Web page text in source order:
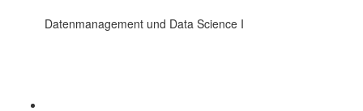
Datenmanagement und Data Science I